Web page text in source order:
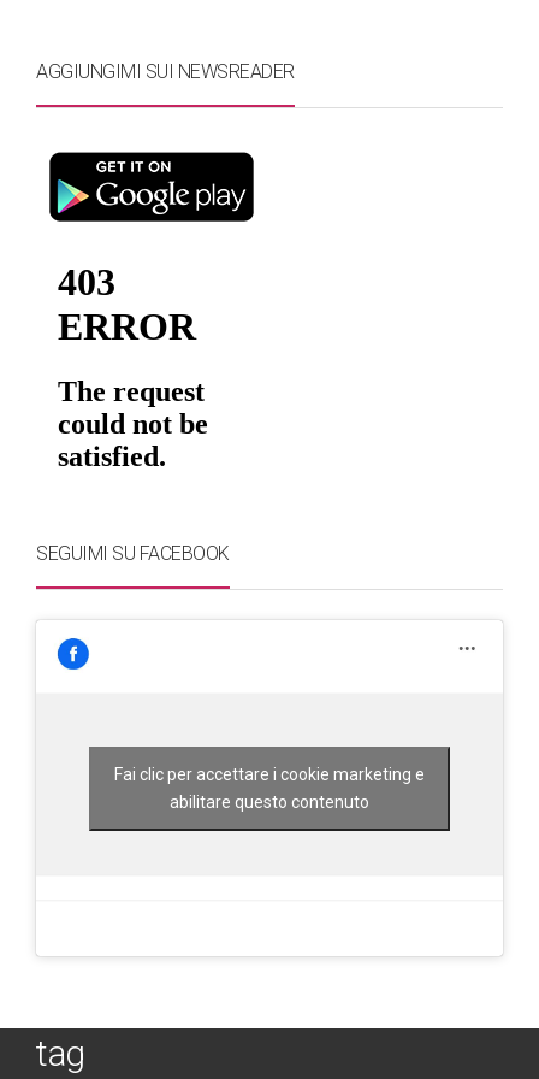
AGGIUNGIMI SUI NEWSREADER
SEGUIMI SU FACEBOOK
Fai clic per accettare i cookie marketing e
abilitare questo contenuto
tag